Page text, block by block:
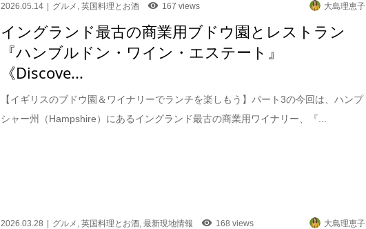
2026.05.14 グルメ ,英国料理とお酒 167 views 大島理恵子
イングランド最古の商業用ブドウ園とレストラン
『ハンブルドン・ワイン・エステート』
《Discove...
【イギリスのブドウ園＆ワイナリーでランチを楽しもう】パート3の今回は、ハンプ
シャー州（Hampshire）にあるイングランド最古の商業用ワイナリー、『...
2026.03.28 グルメ ,英国料理とお酒 ,最新現地情報 168 views 大島理恵子